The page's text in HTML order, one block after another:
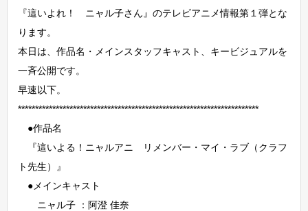
『這いよれ！ ニャル子さん』のテレビアニメ情報第１弾とな
ります。
本日は、作品名・メインスタッフキャスト、キービジュアルを
一斉公開です。
早速以下。
**********************************************************************
●作品名
『這いよる！ニャルアニ リメンバー・マイ・ラブ（クラフ
ト先生）』
●メインキャスト
ニャル子 ：阿澄 佳奈